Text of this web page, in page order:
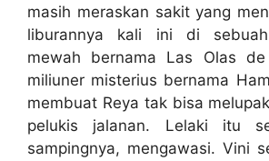
masih meraskan sakit yang
liburannya kali ini di
mewah bernama Las Olas
miliuner misterius bernama
membuat Reya tak bisa
pelukis jalanan. Lelaki itu
sampingnya, mengawasi. Vini